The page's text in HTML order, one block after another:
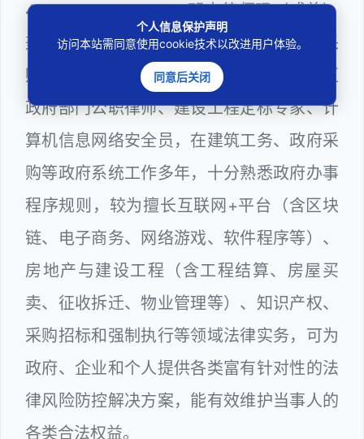
403201810022100。邓杰律师现（或曾）
兼任深圳市人民政府听证员、深圳市政府采
购评审专家（法律类），曾担任深圳市某区
政府部门公职律师、建设工程定标专家、计
算机信息网络安全员，在建筑工务、政府采
购等政府系统工作多年，十分熟悉政府办事
程序规则，较为擅长互联网+平台（含区块
链、电子商务、网络游戏、软件程序等）、
房地产与建设工程（含工程结算、房屋买
卖、征收拆迁、物业管理等）、知识产权、
采购招标和强制执行等领域法律实务，可为
政府、企业和个人提供各类富有针对性的法
律风险防控解决方案，能有效维护当事人的
各类合法权益。
个人信息保护声明
访问本站需同意使用cookie技术以改进用户体验。
同意后关闭